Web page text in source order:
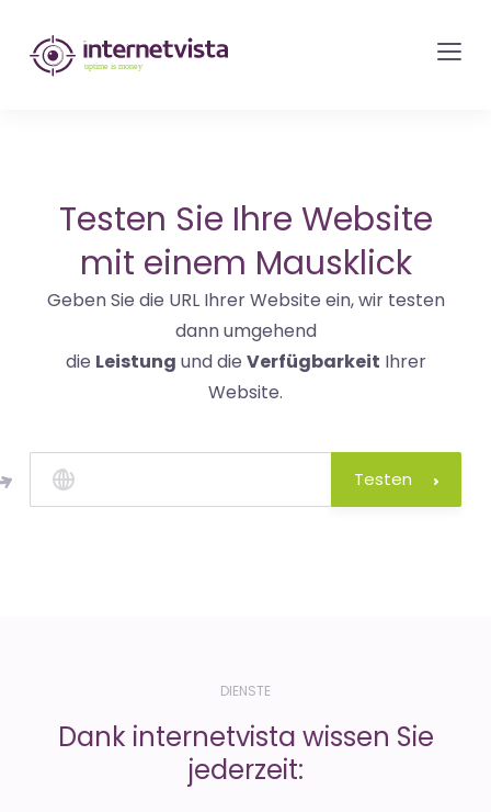
internetvista
Monitoring
Websites
und
Internet-
Diensten
Uptime
Testen Sie Ihre Website
mit einem Mausklick
Geben Sie die URL Ihrer Website ein, wir testen
dann umgehend
die Leistung und die Verfügbarkeit Ihrer
Website.
Testen
DIENSTE
Dank internetvista wissen Sie
jederzeit: